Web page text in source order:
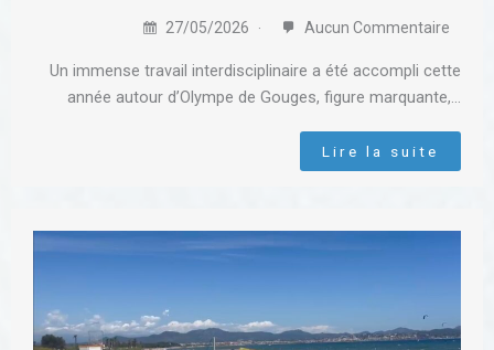
27/05/2026 Aucun Commentaire
Un immense travail interdisciplinaire a été accompli cette
année autour d’Olympe de Gouges, figure marquante,…
Lire la suite